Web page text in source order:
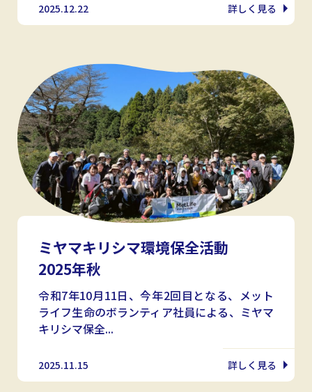
2025.12.22 詳しく見る
ミヤマキリシマ環境保全活動
2025年秋
令和7年10月11日、今年2回目となる、メット
ライフ生命のボランティア社員による、ミヤマ
キリシマ保全...
2025.11.15 詳しく見る